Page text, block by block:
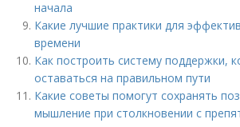
начала
Какие лучшие практики для
времени
Как построить систему поддержки,
оставаться на правильном пути
Какие советы помогут сохранять
мышление при столкновении с